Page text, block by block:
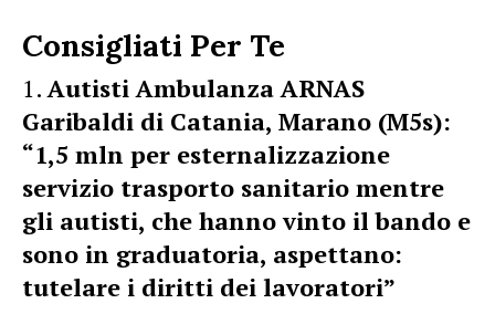
Consigliati Per Te
Autisti Ambulanza ARNAS
Garibaldi di Catania, Marano (M5s):
“1,5 mln per esternalizzazione
servizio trasporto sanitario mentre
gli autisti, che hanno vinto il bando e
sono in graduatoria, aspettano:
tutelare i diritti dei lavoratori”